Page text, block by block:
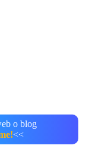
o blog
<<